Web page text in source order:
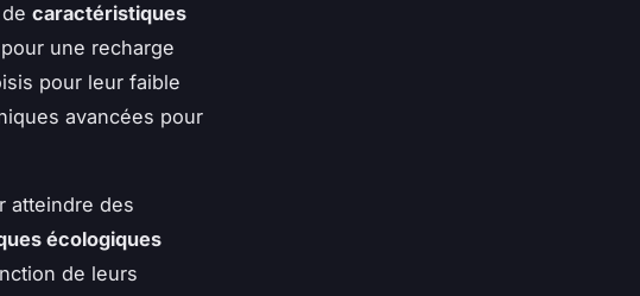
caractéristiques
une recharge
pour leur faible
avancées pour
atteindre des
écologiques
de leurs